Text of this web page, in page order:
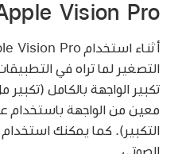
Vision Pro
التصغير لما تراه في
تكبير الواجهة بالكامل
معين من الواجهة باستخدام
التكبير). كما يمكنك
الصوتي.